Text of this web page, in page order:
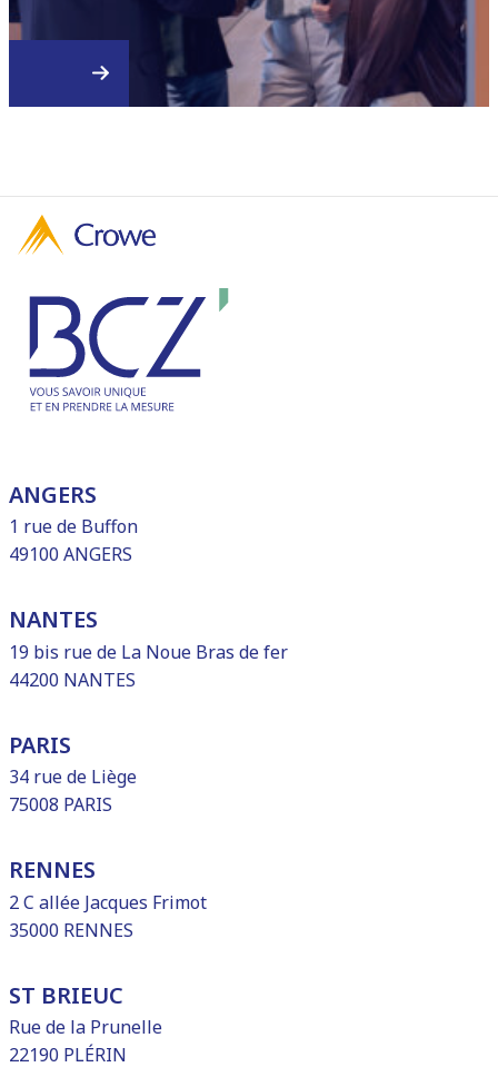
ANGERS
1 rue de Buffon
49100 ANGERS
NANTES
19 bis rue de La Noue Bras de fer
44200 NANTES
PARIS
34 rue de Liège
75008 PARIS
RENNES
2 C allée Jacques Frimot
35000 RENNES
ST BRIEUC
Rue de la Prunelle
22190 PLÉRIN